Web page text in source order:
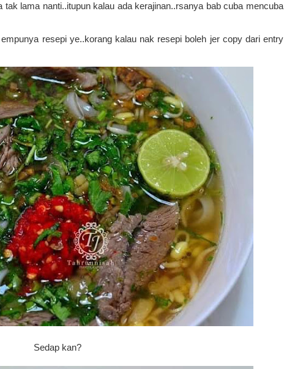
lama nanti..itupun kalau ada kerajinan..rsanya bab cuba mencuba
resepi ye..korang kalau nak resepi boleh jer copy dari entry
Sedap kan?